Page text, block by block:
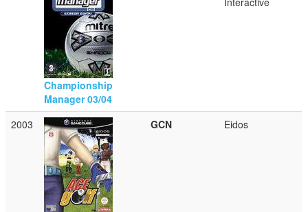
Championship
Manager 03/04
2003 GCN Eidos